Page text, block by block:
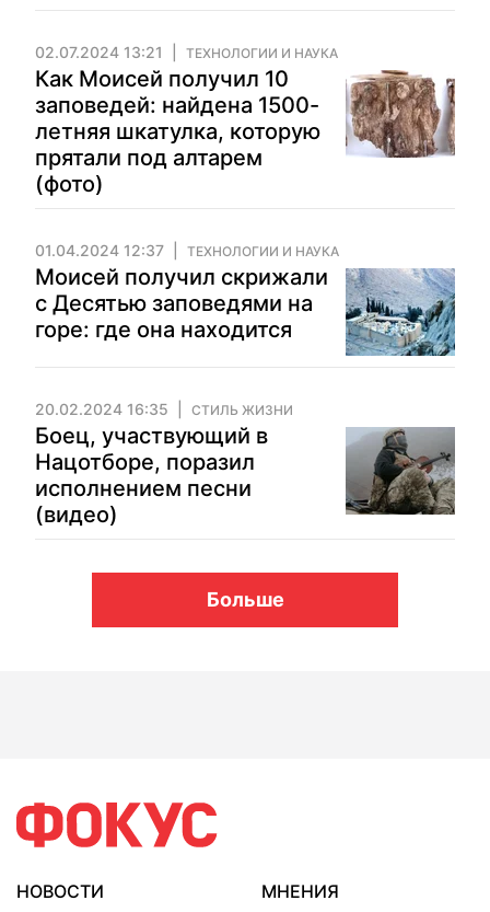
02.07.2024 13:21 ТЕХНОЛОГИИ И НАУКА
Как Моисей получил 10
заповедей: найдена 1500-
летняя шкатулка, которую
прятали под алтарем
(фото)
01.04.2024 12:37 ТЕХНОЛОГИИ И НАУКА
Моисей получил скрижали
с Десятью заповедями на
горе: где она находится
20.02.2024 16:35 СТИЛЬ ЖИЗНИ
Боец, участвующий в
Нацотборе, поразил
исполнением песни
(видео)
Больше
НОВОСТИ
МНЕНИЯ